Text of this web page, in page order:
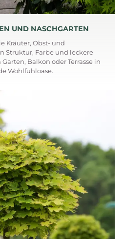
UND NASCHGARTEN
Kräuter, Obst- und
Struktur, Farbe und leckere
Balkon oder Terrasse in
Wohlfühloase.